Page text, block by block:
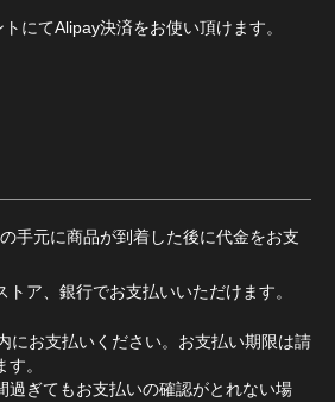
にてAlipay決済をお使い頂けます。
手元に商品が到着した後に代金をお支
ア、銀行でお支払いいただけます。
にお支払いください。お支払い期限は請
。
過ぎてもお支払いの確認がとれない場